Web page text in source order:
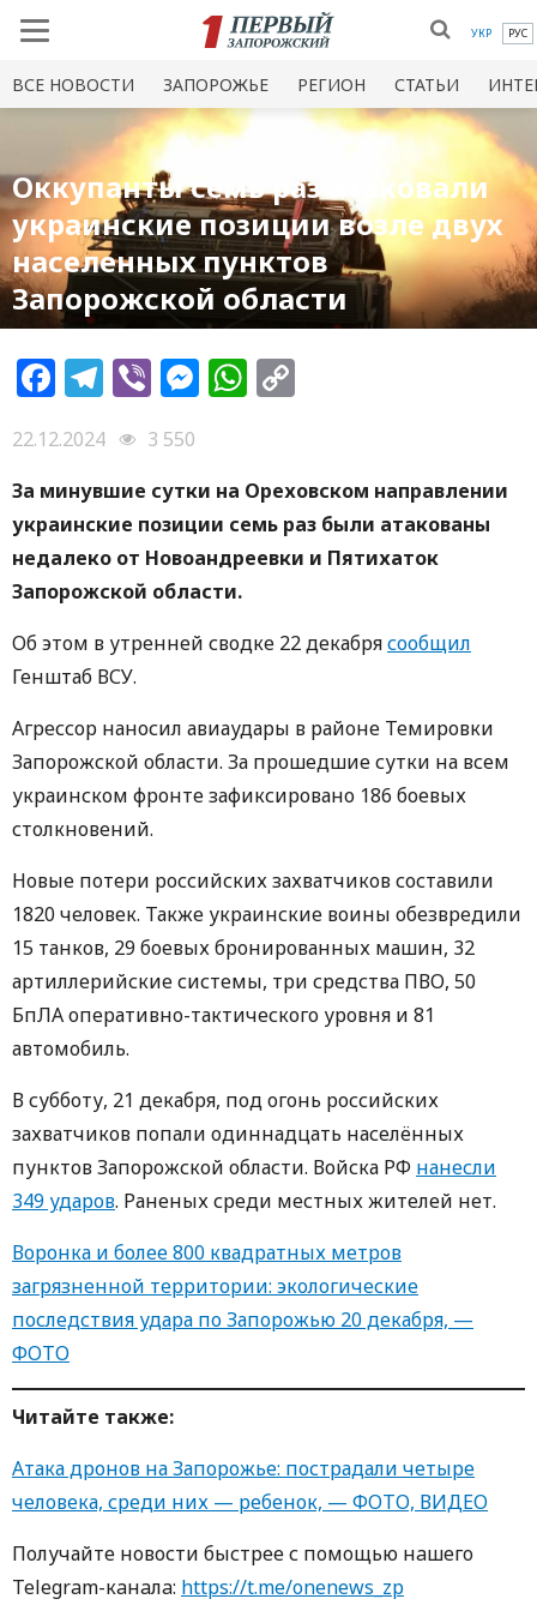
УКР РУС
ВСЕ НОВОСТИ ЗАПОРОЖЬЕ РЕГИОН СТАТЬИ
Оккупанты семь раз атаковали
украинские позиции возле двух
населенных пунктов
Запорожской области
Facebook
Telegram
ViberMessenger
WhatsApp
22.12.2024
3 550
За минувшие сутки на Ореховском направлении
украинские позиции семь раз были атакованы
недалеко от Новоандреевки и Пятихаток
Запорожской области.
Об этом в утренней сводке 22 декабрясообщил
Генштаб ВСУ.
Агрессор наносил авиаудары в районе Темировки
Запорожской области. За прошедшие сутки на всем
украинском фронте зафиксировано 186 боевых
столкновений.
Новые потери российских захватчиков составили
1820 человек. Также украинские воины обезвредили
15 танков, 29 боевых бронированных машин, 32
артиллерийские системы, три средства ПВО, 50
БпЛА оперативно-тактического уровня и 81
автомобиль.
В субботу, 21 декабря, под огонь российских
захватчиков попали одиннадцать населённых
пунктов Запорожской области. Войска РФ нанесли
349 ударов. Раненых среди местных жителей нет.
Воронка и более 800 квадратных метров
загрязненной территории: экологические
последствия удара по Запорожью 20 декабря, —
ФОТО
Читайте также:
Атака дронов на Запорожье: пострадали четыре
человека, среди них — ребенок, — ФОТО, ВИДЕО
Получайте новости быстрее с пoмoщью нaшегo
Telegram-кaнaлa: https://t.me/onenews_zp